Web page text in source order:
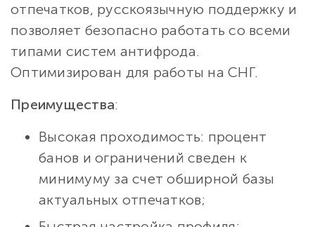
отпечатков, русскоязычную поддержку и
позволяет безопасно работать со всеми
типами систем антифрода.
Оптимизирован для работы на СНГ.
Преимущества:
Высокая проходимость: процент
банов и ограничений сведен к
минимуму за счет обширной базы
актуальных отпечатков;